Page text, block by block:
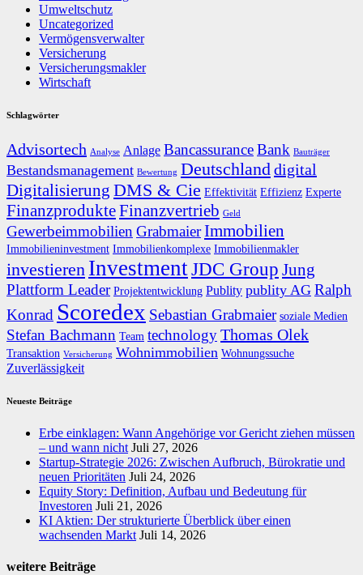
Umweltschutz
Uncategorized
Vermögensverwalter
Versicherung
Versicherungsmakler
Wirtschaft
Schlagwörter
Advisortech Analyse Anlage BancassuranceBank Bauträger
Bestandsmanagement Bewertung Deutschlanddigital
Digitalisierung DMS & Cie Effektivität Effizienz Experte
FinanzprodukteFinanzvertrieb Geld
Gewerbeimmobilien GrabmaierImmobilien
Immobilieninvestment Immobilienkomplexe Immobilienmakler
investieren InvestmentJDC Group Jung
Plattform Leader Projektentwicklung Publity publity AG Ralph
Konrad Scoredex Sebastian Grabmaier soziale Medien
Stefan Bachmann Team technologyThomas Olek
Transaktion Versicherung Wohnimmobilien Wohnungssuche
Zuverlässigkeit
Neueste Beiträge
Erbe einklagen: Wann Angehörige vor Gericht ziehen müssen
– und wann nicht Juli 27, 2026
Startup-Strategie 2026: Zwischen Aufbruch, Bürokratie und
neuen Prioritäten Juli 24, 2026
Equity Story: Definition, Aufbau und Bedeutung für
Investoren Juli 21, 2026
KI Aktien: Der strukturierte Überblick über einen
wachsenden Markt Juli 14, 2026
weitere Beiträge